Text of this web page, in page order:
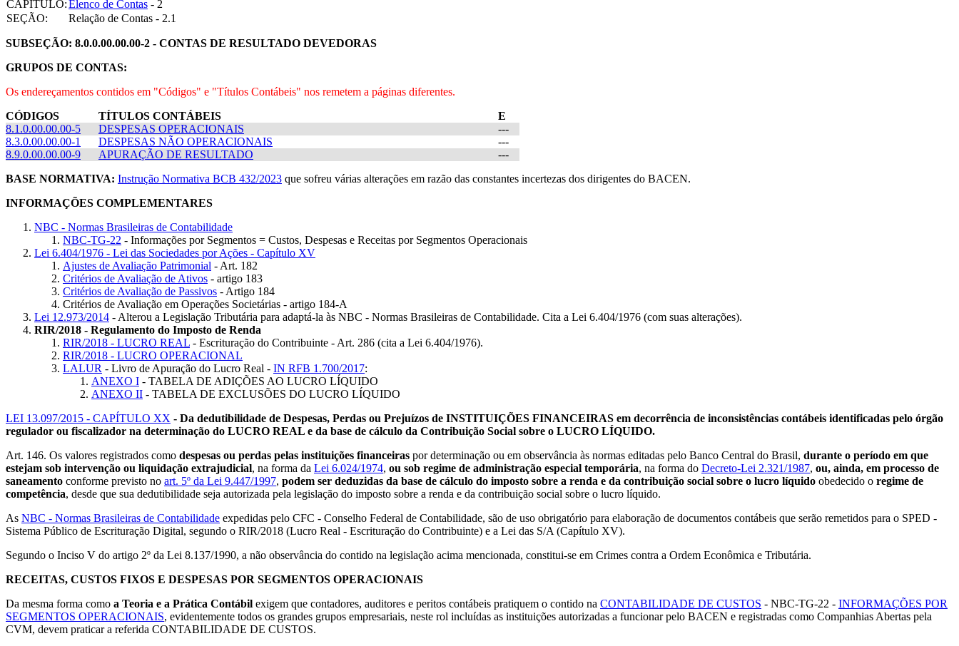
CAPÍTULO:Elenco de Contas - 2
SEÇÃO:
Relação de Contas - 2.1
SUBSEÇÃO: 8.0.0.00.00.00-2 - CONTAS DE RESULTADO DEVEDORAS
GRUPOS DE CONTAS:
Os endereçamentos contidos em "Códigos" e "Títulos Contábeis" nos remetem a páginas diferentes.
CÓDIGOS
TÍTULOS CONTÁBEIS
E
8.1.0.00.00.00-5
DESPESAS OPERACIONAIS
---
8.3.0.00.00.00-1
DESPESAS NÃO OPERACIONAIS
---
8.9.0.00.00.00-9
APURAÇÃO DE RESULTADO
---
BASE NORMATIVA: Instrução Normativa BCB 432/2023 que sofreu várias alterações em razão das constantes incertezas dos dirigentes do BACEN.
INFORMAÇÕES COMPLEMENTARES
NBC - Normas Brasileiras de Contabilidade
NBC-TG-22 - Informações por Segmentos = Custos, Despesas e Receitas por Segmentos Operacionais
Lei 6.404/1976 - Lei das Sociedades por Ações - Capítulo XV
Ajustes de Avaliação Patrimonial - Art. 182
Critérios de Avaliação de Ativos - artigo 183
Critérios de Avaliação de Passivos - Artigo 184
Critérios de Avaliação em Operações Societárias - artigo 184-A
Lei 12.973/2014 - Alterou a Legislação Tributária para adaptá-la às NBC - Normas Brasileiras de Contabilidade. Cita a Lei 6.404/1976 (com suas alterações).
RIR/2018 - Regulamento do Imposto de Renda
RIR/2018 - LUCRO REAL - Escrituração do Contribuinte - Art. 286 (cita a Lei 6.404/1976).
RIR/2018 - LUCRO OPERACIONAL
LALUR - Livro de Apuração do Lucro Real - IN RFB 1.700/2017:
ANEXO I - TABELA DE ADIÇÕES AO LUCRO LÍQUIDO
ANEXO II - TABELA DE EXCLUSÕES DO LUCRO LÍQUIDO
LEI 13.097/2015 - CAPÍTULO XX - Da dedutibilidade de Despesas, Perdas ou Prejuízos de INSTITUIÇÕES FINANCEIRAS em decorrência de inconsistências contábeis identificadas pelo órgão
regulador ou fiscalizador na determinação do LUCRO REAL e da base de cálculo da Contribuição Social sobre o LUCRO LÍQUIDO.
Art. 146. Os valores registrados como despesas ou perdas pelas instituições financeiras por determinação ou em observância às normas editadas pelo Banco Central do Brasil, durante o período em que
estejam sob intervenção ou liquidação extrajudicial, na forma da Lei 6.024/1974, ou sob regime de administração especial temporária, na forma do Decreto-Lei 2.321/1987, ou, ainda, em processo de
saneamento conforme previsto no art. 5º da Lei 9.447/1997, podem ser deduzidas da base de cálculo do imposto sobre a renda e da contribuição social sobre o lucro líquido obedecido o regime de
competência, desde que sua dedutibilidade seja autorizada pela legislação do imposto sobre a renda e da contribuição social sobre o lucro líquido.
As NBC - Normas Brasileiras de Contabilidade expedidas pelo CFC - Conselho Federal de Contabilidade, são de uso obrigatório para elaboração de documentos contábeis que serão remetidos para o SPED -
Sistema Público de Escrituração Digital, segundo o RIR/2018 (Lucro Real - Escrituração do Contribuinte) e a Lei das S/A (Capítulo XV).
Segundo o Inciso V do artigo 2º da Lei 8.137/1990, a não observância do contido na legislação acima mencionada, constitui-se em Crimes contra a Ordem Econômica e Tributária.
RECEITAS, CUSTOS FIXOS E DESPESAS POR SEGMENTOS OPERACIONAIS
Da mesma forma como a Teoria e a Prática Contábil exigem que contadores, auditores e peritos contábeis pratiquem o contido na CONTABILIDADE DE CUSTOS - NBC-TG-22 - INFORMAÇÕES POR
SEGMENTOS OPERACIONAIS, evidentemente todos os grandes grupos empresariais, neste rol incluídas as instituições autorizadas a funcionar pelo BACEN e registradas como Companhias Abertas pela
CVM, devem praticar a referida CONTABILIDADE DE CUSTOS.